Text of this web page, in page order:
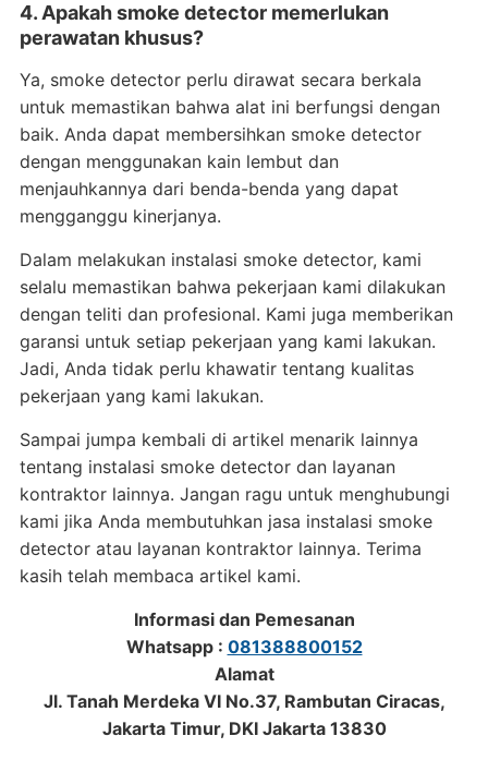
4. Apakah smoke detector memerlukan
perawatan khusus?
Ya, smoke detector perlu dirawat secara berkala
untuk memastikan bahwa alat ini berfungsi dengan
baik. Anda dapat membersihkan smoke detector
dengan menggunakan kain lembut dan
menjauhkannya dari benda-benda yang dapat
mengganggu kinerjanya.
Dalam melakukan instalasi smoke detector, kami
selalu memastikan bahwa pekerjaan kami dilakukan
dengan teliti dan profesional. Kami juga memberikan
garansi untuk setiap pekerjaan yang kami lakukan.
Jadi, Anda tidak perlu khawatir tentang kualitas
pekerjaan yang kami lakukan.
Sampai jumpa kembali di artikel menarik lainnya
tentang instalasi smoke detector dan layanan
kontraktor lainnya. Jangan ragu untuk menghubungi
kami jika Anda membutuhkan jasa instalasi smoke
detector atau layanan kontraktor lainnya. Terima
kasih telah membaca artikel kami.
Informasi dan Pemesanan
Whatsapp : 081388800152
Alamat
Jl. Tanah Merdeka VI No.37, Rambutan Ciracas,
Jakarta Timur, DKI Jakarta 13830